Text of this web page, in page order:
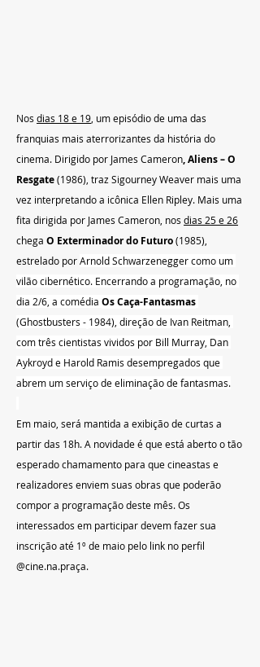
Nos dias 18 e 19 , um episódio de uma das
franquias mais aterrorizantes da história do
cinema. Dirigido por James Cameron, Aliens – O
Resgate (1986), traz Sigourney Weaver mais uma
vez interpretando a icônica Ellen Ripley. Mais uma
fita dirigida por James Cameron, nos dias 25 e 26
chega O Exterminador do Futuro (1985),
estrelado por Arnold Schwarzenegger como um
vilão cibernético. Encerrando a programação, no
dia 2/6, a comédia Os Caça-Fantasmas
(Ghostbusters - 1984), direção de Ivan Reitman,
com três cientistas vividos por Bill Murray, Dan
Aykroyd e Harold Ramis desempregados que
abrem um serviço de eliminação de fantasmas.
Em maio, será mantida a exibição de curtas a
partir das 18h. A novidade é que está aberto o tão
esperado chamamento para que cineastas e
realizadores enviem suas obras que poderão
compor a programação deste mês. Os
interessados em participar devem fazer sua
inscrição até 1º de maio pelo link no perfil
@cine.na.praça.